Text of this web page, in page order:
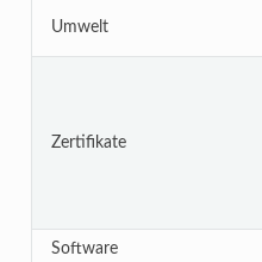
Umwelt
Zertifikate
Software